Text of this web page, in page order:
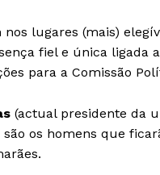
lugares (mais)
fiel e única ligada
para a Comissão
(actual presidente da
os homens que